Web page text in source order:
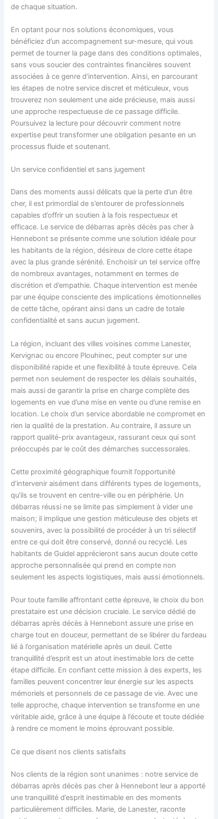
de chaque situation.
En optant pour nos solutions économiques, vous
bénéficiez d’un accompagnement sur-mesure, qui vous
permet de tourner la page dans des conditions optimales,
sans vous soucier des contraintes financières souvent
associées à ce genre d’intervention. Ainsi, en parcourant
les étapes de notre service discret et méticuleux, vous
trouverez non seulement une aide précieuse, mais aussi
une approche respectueuse de ce passage difficile.
Poursuivez la lecture pour découvrir comment notre
expertise peut transformer une obligation pesante en un
processus fluide et soutenant.
Un service confidentiel et sans jugement
Dans des moments aussi délicats que la perte d’un être
cher, il est primordial de s’entourer de professionnels
capables d’offrir un soutien à la fois respectueux et
efficace. Le service de débarras après décès pas cher à
Hennebont se présente comme une solution idéale pour
les habitants de la région, désireux de clore cette étape
avec la plus grande sérénité. Enchoisir un tel service offre
de nombreux avantages, notamment en termes de
discrétion et d’empathie. Chaque intervention est menée
par une équipe consciente des implications émotionnelles
de cette tâche, opérant ainsi dans un cadre de totale
confidentialité et sans aucun jugement.
La région, incluant des villes voisines comme Lanester,
Kervignac ou encore Plouhinec, peut compter sur une
disponibilité rapide et une flexibilité à toute épreuve. Cela
permet non seulement de respecter les délais souhaités,
mais aussi de garantir la prise en charge complète des
logements en vue d’une mise en vente ou d’une remise en
location. Le choix d’un service abordable ne compromet en
rien la qualité de la prestation. Au contraire, il assure un
rapport qualité-prix avantageux, rassurant ceux qui sont
préoccupés par le coût des démarches successorales.
Cette proximité géographique fournit l’opportunité
d’intervenir aisément dans différents types de logements,
qu’ils se trouvent en centre-ville ou en périphérie. Un
débarras réussi ne se limite pas simplement à vider une
maison; il implique une gestion méticuleuse des objets et
souvenirs, avec la possibilité de procéder à un tri sélectif
entre ce qui doit être conservé, donné ou recyclé. Les
habitants de Guidel apprécieront sans aucun doute cette
approche personnalisée qui prend en compte non
seulement les aspects logistiques, mais aussi émotionnels.
Pour toute famille affrontant cette épreuve, le choix du bon
prestataire est une décision cruciale. Le service dédié de
débarras après décès à Hennebont assure une prise en
charge tout en douceur, permettant de se libérer du fardeau
lié à l’organisation matérielle après un deuil. Cette
tranquillité d’esprit est un atout inestimable lors de cette
étape difficile. En confiant cette mission à des experts, les
familles peuvent concentrer leur énergie sur les aspects
mémoriels et personnels de ce passage de vie. Avec une
telle approche, chaque intervention se transforme en une
véritable aide, grâce à une équipe à l’écoute et toute dédiée
à rendre ce moment le moins éprouvant possible.
Ce que disent nos clients satisfaits
Nos clients de la région sont unanimes : notre service de
débarras après décès pas cher à Hennebont leur a apporté
une tranquillité d’esprit inestimable en des moments
particulièrement difficiles. Marie, de Lanester, raconte